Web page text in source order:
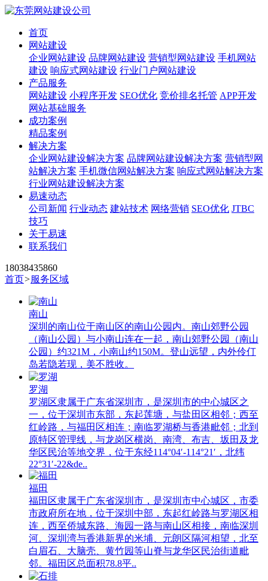
首页
网站建设
企业网站建设 品牌网站建设 营销型网站建设 手机网站
建设 响应式网站建设 行业门户网站建设
产品服务
网站建设 小程序开发 SEO优化 竞价排名托管 APP开发
网站基础服务
成功案例
精品案例
解决方案
企业网站建设解决方案 品牌网站建设解决方案 营销型网
站解决方案 手机微信网站解决方案 响应式网站解决方案
行业网站建设解决方案
易速动态
公司新闻 行业动态 建站技术 网络营销 SEO优化 JTBC
技巧
关于易速
联系我们
18038435860
首页>服务区域
南山
深圳的南山位于南山区的南山公园内。南山郊野公园
（南山公园）与小南山连在一起，南山郊野公园（南山
公园）约321M，小南山约150M。登山远望，内外伶仃
岛若隐若现，美不胜收。
罗湖
罗湖区隶属于广东省深圳市，是深圳市的中心城区之
一，位于深圳市东部，东起莲塘，与盐田区相邻；西至
红岭路，与福田区相连；南临罗湖桥与香港毗邻；北到
原特区管理线，与龙岗区横岗、南湾、布吉、坂田及龙
华区民治等地交界，位于东经114°04′-114°21′，北纬
22°31′-22&de..
福田
福田区隶属于广东省深圳市，是深圳市中心城区，市委
市政府所在地，位于深圳中部，东起红岭路与罗湖区相
连，西至侨城东路、海园一路与南山区相接，南临深圳
河、深圳湾与香港新界的米埔、元朗区隔河相望，北至
白眉石、大脑壳、黄竹园等山脊与龙华区民治街道毗
邻。福田区总面积78.8平..